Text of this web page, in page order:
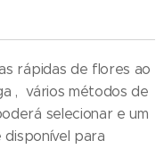
rápidas de flores ao
, vários métodos de
selecionar e um
para